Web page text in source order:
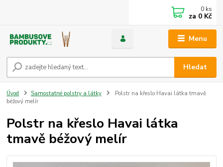
Menu
Hledat
0 ks
za 0 Kč
Úvod Samostatné polstry a látky
Polstr na křeslo Havai látka tmavě
béžový melír
Polstr na křeslo Havai látka
tmavě béžový melír